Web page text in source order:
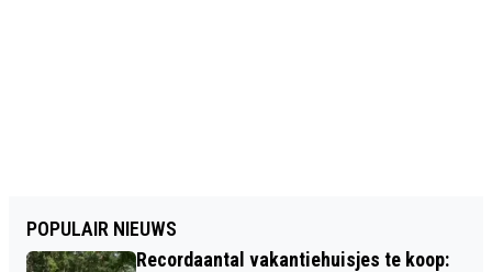
POPULAIR NIEUWS
Recordaantal vakantiehuisjes te koop: